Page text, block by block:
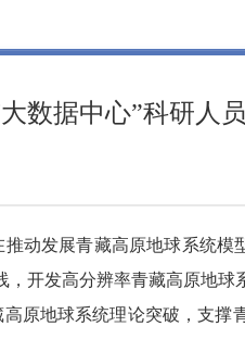
数据中心”科研人
推动发展青藏高原地球系统模
开发高分辨率青藏高原地
原地球系统理论突破，支撑